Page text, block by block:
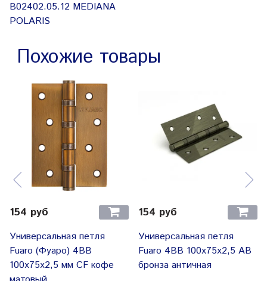
B02402.05.12 MEDIANA
POLARIS
Похожие товары
154 руб
Универсальная петля
Fuaro (Фуаро) 4BB
100x75x2,5 мм CF кофе
154 руб
Универсальная петля
Fuaro 4BB 100x75x2,5 AB
бронза античная